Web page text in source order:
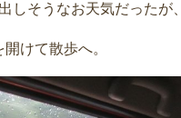
しそうなお天気だったが、
けて散歩へ。